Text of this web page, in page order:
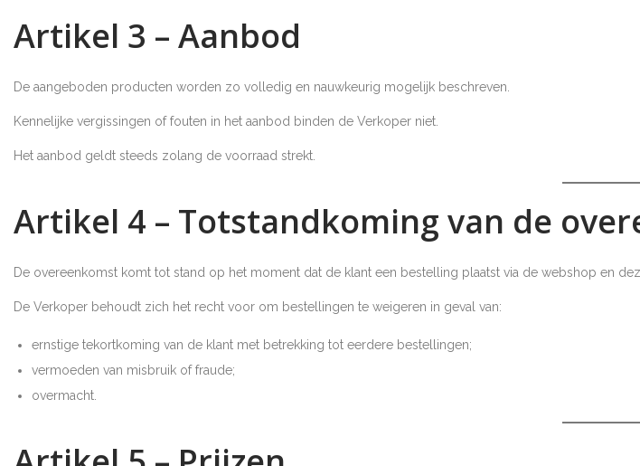
Artikel 3 – Aanbod
De aangeboden producten worden zo volledig en nauwkeurig mogelijk beschreven.
Kennelijke vergissingen of fouten in het aanbod binden de Verkoper niet.
Het aanbod geldt steeds zolang de voorraad strekt.
Artikel 4 – Totstandkoming van de
De overeenkomst komt tot stand op het moment dat de klant een bestelling plaatst via de webshop en
De Verkoper behoudt zich het recht voor om bestellingen te weigeren in geval van:
ernstige tekortkoming van de klant met betrekking tot eerdere bestellingen;
vermoeden van misbruik of fraude;
overmacht.